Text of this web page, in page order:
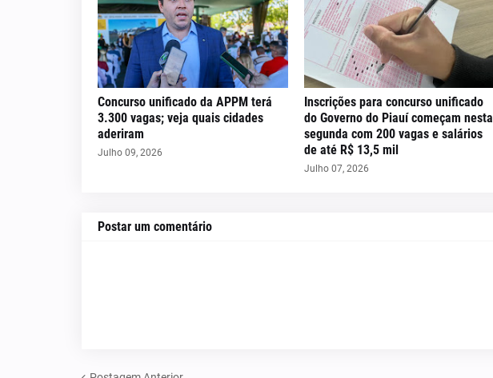
Concurso unificado da APPM terá
3.300 vagas; veja quais cidades
aderiram
Julho 09, 2026
Inscrições para concurso unificado
do Governo do Piauí começam nesta
segunda com 200 vagas e salários
de até R$ 13,5 mil
Julho 07, 2026
Postar um comentário